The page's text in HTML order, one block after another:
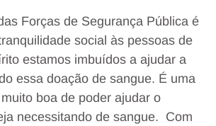
Forças de Segurança Pública é
social às pessoas de
estamos imbuídos a ajudar a
essa doação de sangue. É uma
boa de poder ajudar o
necessitando de sangue. Com